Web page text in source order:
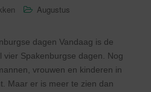
Augustus
dagen Vandaag is de
vier Spakenburgse dagen. Nog
vrouwen en kinderen in
Maar er is meer te zien dan